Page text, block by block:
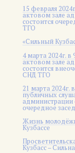
15 февраля
актовом зале
состоится
ТГО
«Сильный
4 марта 2024г. в
актовом зале
состоится
СНД ТГО
21 марта 2024г.
публичных
администрации
очередное
Жизнь
Кузбассе
Кузбасс –